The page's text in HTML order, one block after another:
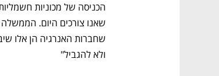
ולא להגביל"